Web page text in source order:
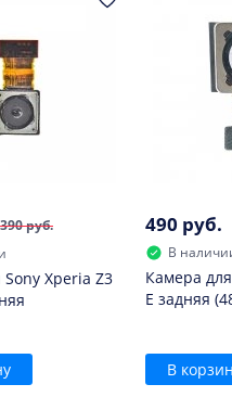
390 руб.
Xperia Z3
490 руб.
В
Камера
E задняя
В